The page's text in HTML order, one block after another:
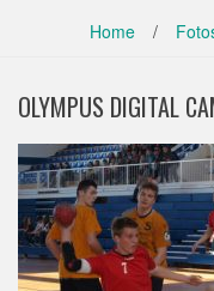
Home /
OLYMPUS DIGITAL